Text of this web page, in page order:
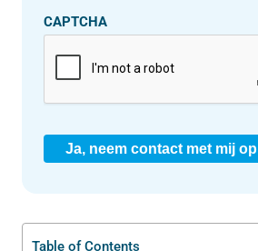
CAPTCHA
Ja, neem contact met mij op
Table of Contents